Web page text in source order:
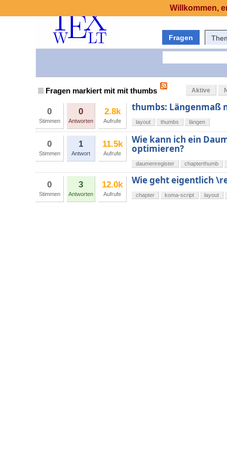
Fragen
Fragen markiert mit mit thumbs Aktive
0
Stimmen
0
Antworten
2.8k
Aufrufe
thumbs: Längenmaß
layout thumbs längen
0
Stimmen
1
Antwort
11.5k
Aufrufe
Wie kann ich ein
optimieren?
daumenregister chapterthumb
0
Stimmen
3
Antworten
12.0k
Aufrufe
Wie geht eigentlich
chapter koma-script layout
Willkommen,